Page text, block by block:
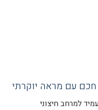
עם מראה יוקרתי
למרחב חיצוני